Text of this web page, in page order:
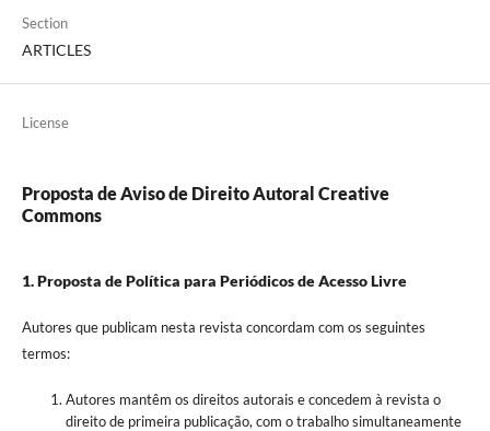
Section
ARTICLES
License
Proposta de Aviso de Direito Autoral Creative
Commons
1. Proposta de Política para Periódicos de Acesso Livre
Autores que publicam nesta revista concordam com os seguintes
termos:
Autores mantêm os direitos autorais e concedem à revista o
direito de primeira publicação, com o trabalho simultaneamente